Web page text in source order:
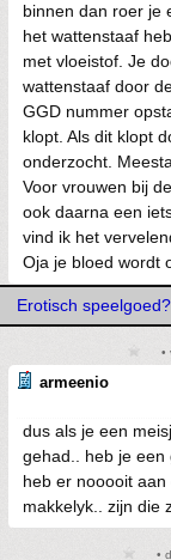
binnen dan roer je
het wattenstaaf
met vloeistof. Je
wattenstaaf door
GGD nummer
klopt. Als dit klopt
onderzocht.
Voor vrouwen bij
ook daarna een
vind ik het
Oja je bloed wordt
Erotisch
•
armeenio
dus als je een
gehad.. heb je een
heb er nooooit
makkelyk.. zijn die
•